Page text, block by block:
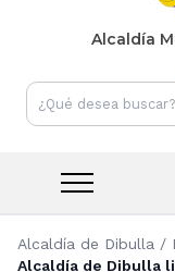
Alcaldía
Alcaldía de Dibulla /
Alcaldía de Dibulla